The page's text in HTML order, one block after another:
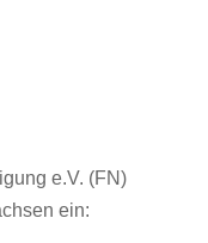
e.V. (FN)
ein: